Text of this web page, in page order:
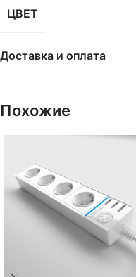
ЦВЕТ
Доставка и оплата
Похожие